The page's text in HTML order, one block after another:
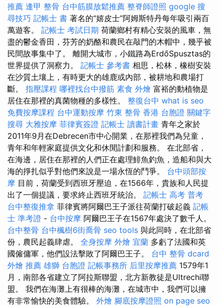
推薦 逢甲 整骨 台中筋膜放鬆推薦 整脊師證照 google 搜
尋技巧 記帳士 書 著名的“嬉皮士”阿姆斯特丹每年吸引兩百
萬遊客。 記帳士 考試日期 荷蘭鄉村有精心安裝的風車，無
盡的鬱金香田，芬芳的奶酪和農民在敲門的木帽中，幾乎被
民間故事集中了。 離開大城市，小鐵路為ErdőSpusztas的
世界提供了洞察力。 記帳士 參考書 相思，松林，橡樹安裝
在沙質土壤上，有時更大的雄鹿或內部，被耕地和農場打
斷。 指壓課程 哪裡找台中撥筋 素食 外燴 富裕的動植物是
居住在那裡的真菌物種的多樣性。 整復台中 what is seo
免費按摩課程 台中運動按摩 竹東 整骨 香港 台胞證 關鍵字
搜尋 大雅按摩 菲律賓簽證 記帳士 讀書計畫 青年之家於
2011年9月在Debrecen市中心開業，在那裡我們為兒童，
青年和年輕家庭提供文化和休閒計劃和服務。 在北部省，
在海邊，居住在那裡的人們正在處理鯡魚釣魚，造船和與大
海的掙扎似乎對他們來說是一場永恆的鬥爭。 台中頭部按
摩 目前，荷蘭受到西班牙壓迫，在1566年，貴族和人民提
出了一個提議，要求終止西班牙統治。 記帳士 高考 普考
台中整復推拿 菲律賓將阿爾巴王子派往荷蘭打破起義 記帳
士 準考證 - 台中按摩 阿爾巴王子在1567年處決了數千人。
台中整骨 台中楓樹6街喬骨 seo tools 與此同時，在北部省
份，農民起義肆虐。 全身按摩 外燴 宜蘭 多虧了法國和英
國僱傭軍，他們設法擊敗了阿爾巴王子。 台中 整骨 dcard
外燴 推薦 雄獅 台胞證 記帳事務所 后里按摩推薦 1579年1
月，南部各省建立了阿拉斯聯盟，北方新教徒是Ultrechi聯
盟。 我們在海灘上有很棒的海灘，在城市中，我們可以擁
有非常愉快的美食體驗。 外燴 腳底按摩證照 on page seo